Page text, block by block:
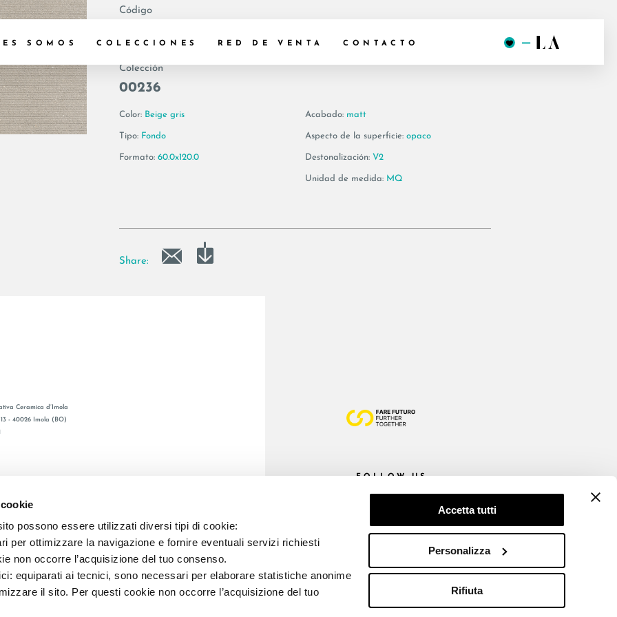
possono essere utilizzati diversi tipi di cookie:
per ottimizzare la navigazione e fornire eventuali servizi richiesti
non occorre l’acquisizione del tuo consenso.
equiparati ai tecnici, sono necessari per elaborare statistiche anonime
il sito. Per questi cookie non occorre l’acquisizione del tuo
Accetta tutti
Personalizza
Rifiuta
SOMOS COLECCIONES RED DE VENTA CONTACTO
Código
Colección
00236
Color: Beige gris
Tipo: Fondo
Formato: 60.0x120.0
Acabado: matt
Aspecto de la superficie: opaco
Destonalización: V2
Unidad de medida: MQ
Share:
Ceramica d’Imola
- 40026 Imola (BO)
FOLLOW US
E REG. IMPR. BO 00286900378 R.E.A. BO 5545